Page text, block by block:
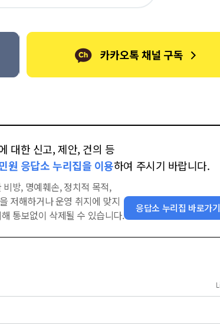
대한 신고, 제안, 건의 등
원 응답소 누리집을 이용하여 주시기 바랍니다.
방, 명예훼손, 정치적 목적,
저해하거나 운영 취지에 맞지
통보없이 삭제될 수 있습니다.
응답소 누리집 바로가기